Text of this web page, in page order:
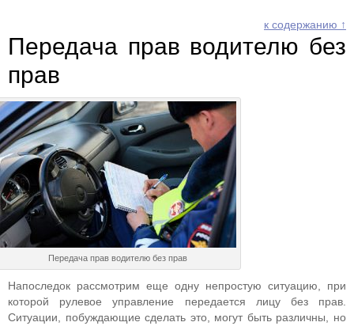
к содержанию ↑
Передача прав водителю без
прав
Передача прав водителю без прав
Напоследок рассмотрим еще одну непростую ситуацию, при
которой рулевое управление передается лицу без прав.
Ситуации, побуждающие сделать это, могут быть различны, но